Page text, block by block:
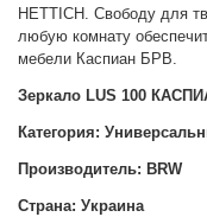
HETTICH. Свободу для
любую комнату
мебели Каспиан БРВ.
Зеркало LUS 100
Категория:
Производитель: BRW
Страна: Украина